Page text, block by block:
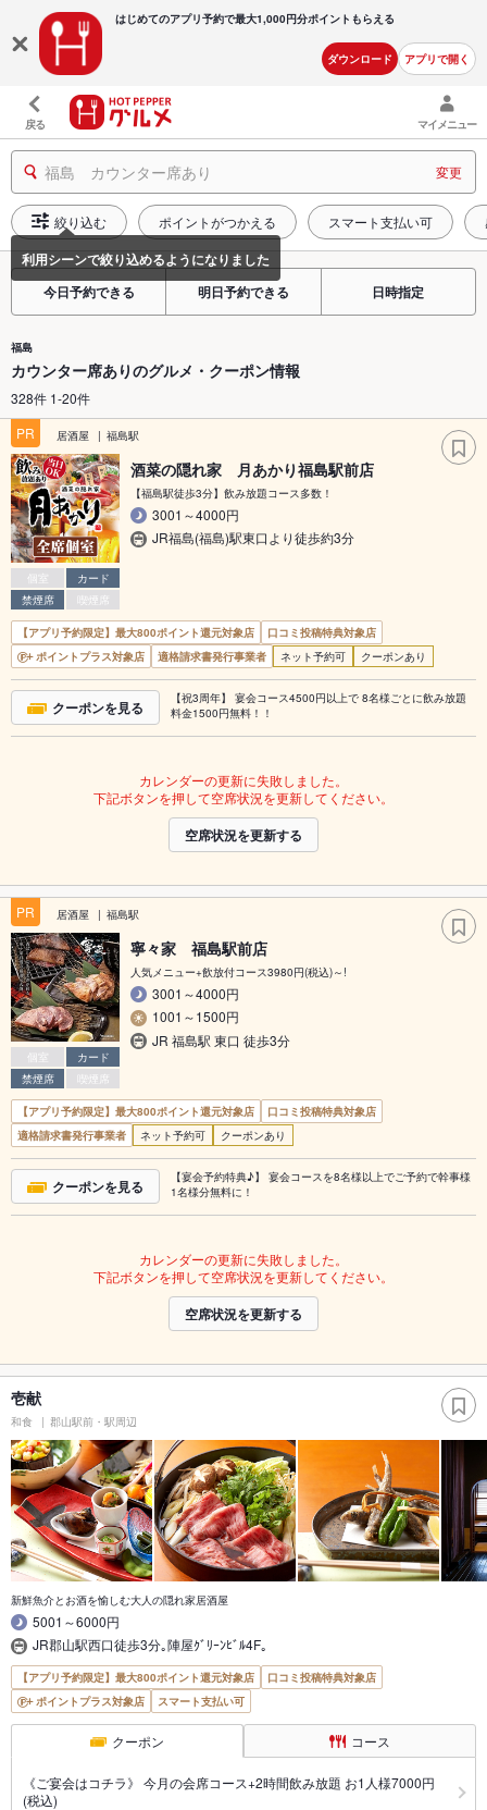
はじめてのアプリ予約で最大1,000円分ポイントもらえる
ダウンロード アプリで開く
戻る マイメニュー
福島 カウンター席あり 変更
絞り込む ポイントがつかえる スマート支払い可
今日予約できる 明日予約できる 日時指定
福島
カウンター席ありのグルメ・クーポン情報
328件 1-20件
PR
居酒屋 福島駅
個室
カード
禁煙席
喫煙席
酒菜の隠れ家 月あかり福島駅前店
【福島駅徒歩3分】飲み放題コース多数！
3001～4000円
JR福島(福島)駅東口より徒歩約3分
【アプリ予約限定】最大800ポイント還元対象店
口コミ投稿特典対象店
ポイントプラス対象店
適格請求書発行事業者 ネット予約可 クーポンあり
クーポンを見る
【祝3周年】 宴会コース4500円以上で 8名様ごとに飲み放題
料金1500円無料！！
カレンダーの更新に失敗しました。
下記ボタンを押して空席状況を更新してください。
空席状況を更新する
PR 居酒屋 福島駅
個室
カード
禁煙席
喫煙席
寧々家 福島駅前店
人気メニュー+飲放付コース3980円(税込)～!
3001～4000円
1001～1500円
JR 福島駅 東口 徒歩3分
【アプリ予約限定】最大800ポイント還元対象店
口コミ投稿特典対象店
適格請求書発行事業者
ネット予約可 クーポンあり
クーポンを見る
【宴会予約特典♪】 宴会コースを8名様以上でご予約で幹事様
1名様分無料に！
カレンダーの更新に失敗しました。
下記ボタンを押して空席状況を更新してください。
空席状況を更新する
壱献
和食 郡山駅前・駅周辺
新鮮魚介とお酒を愉しむ大人の隠れ家居酒屋
5001～6000円
JR郡山駅西口徒歩3分｡陣屋ｸﾞﾘｰﾝﾋﾞﾙ4F｡
【アプリ予約限定】最大800ポイント還元対象店
口コミ投稿特典対象店
ポイントプラス対象店
スマート支払い可
クーポン コース
《ご宴会はコチラ》 今月の会席コース+2時間飲み放題 お1人様7000円
(税込)